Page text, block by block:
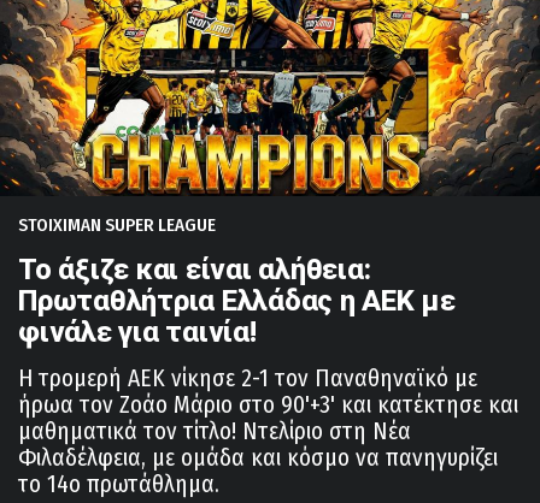
STOIXIMAN SUPER LEAGUE
Το άξιζε και είναι αλήθεια:
Πρωταθλήτρια Ελλάδας η ΑΕΚ με
φινάλε για ταινία!
Η τρομερή ΑΕΚ νίκησε 2-1 τον Παναθηναϊκό με
ήρωα τον Ζοάο Μάριο στο 90'+3' και κατέκτησε και
μαθηματικά τον τίτλο! Ντελίριο στη Νέα
Φιλαδέλφεια, με ομάδα και κόσμο να πανηγυρίζει
το 14ο πρωτάθλημα.